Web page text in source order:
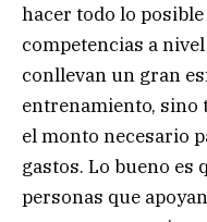
hacer todo lo
competencias a
conllevan un gran
entrenamiento, sino
el monto necesario
gastos. Lo bueno es
personas que